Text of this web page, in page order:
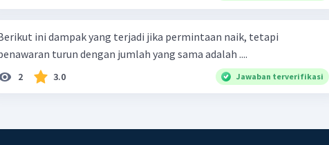
ini dampak yang terjadi jika permintaan naik, tetapi
turun dengan jumlah yang sama adalah ....
2 3.0 Jawaban terverifikasi